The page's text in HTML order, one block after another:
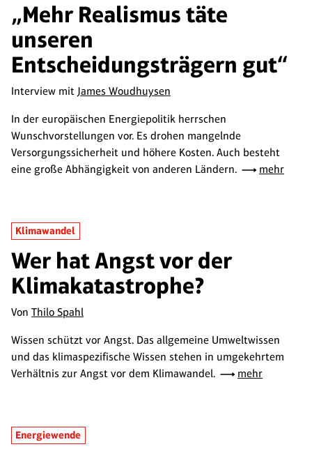
„Mehr Realismus täte
unseren
Entscheidungsträgern gut“
Interview mit James Woudhuysen
In der europäischen Energiepolitik herrschen
Wunschvorstellungen vor. Es drohen mangelnde
Versorgungssicherheit und höhere Kosten. Auch besteht
eine große Abhängigkeit von anderen Ländern.
mehr
Klimawandel
Wer hat Angst vor der
Klimakatastrophe?
Von Thilo Spahl
Wissen schützt vor Angst. Das allgemeine Umweltwissen
und das klimaspezifische Wissen stehen in umgekehrtem
Verhältnis zur Angst vor dem Klimawandel.
mehr
Energiewende